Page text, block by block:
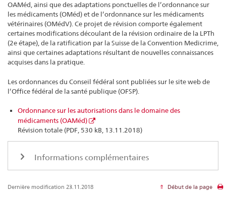
OAMéd, ainsi que des adaptations ponctuelles de l’ordonnance sur
les médicaments (OMéd) et de l’ordonnance sur les médicaments
vétérinaires (OMédV). Ce projet de révision comporte également
certaines modifications découlant de la révision ordinaire de la LPTh
(2e étape), de la ratification par la Suisse de la Convention Medicrime,
ainsi que certaines adaptations résultant de nouvelles connaissances
acquises dans la pratique.
Les ordonnances du Conseil fédéral sont publiées sur le site web de
l’Office fédéral de la santé publique (OFSP).
Ordonnance sur les autorisations dans le domaine des
médicaments (OAMéd)
Révision totale (PDF, 530 kB, 13.11.2018)
Informations complémentaires
Dernière modification 23.11.2018 Début de la page